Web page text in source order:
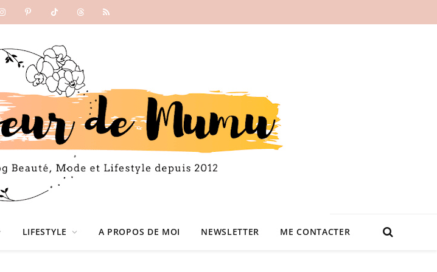
InstagramPinterestTikTokThreadsRSS
LIFESTYLE A PROPOS DE MOI NEWSLETTER ME CONTACTER